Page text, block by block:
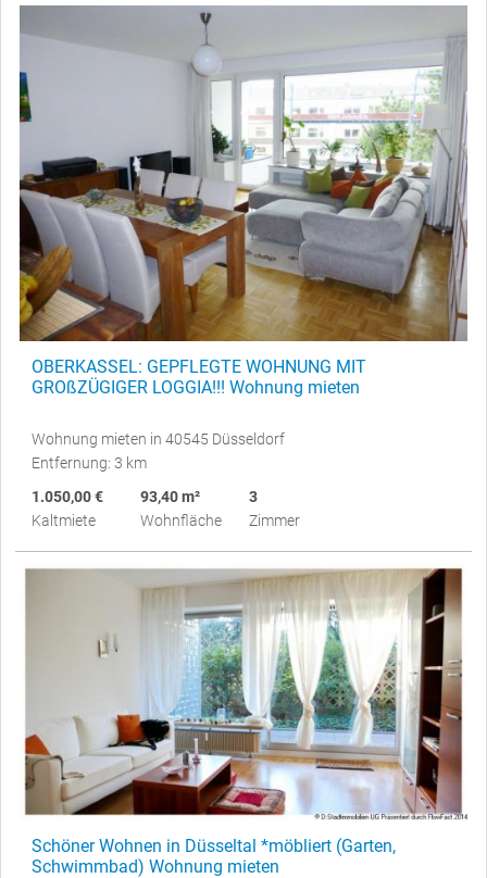
OBERKASSEL: GEPFLEGTE WOHNUNG MIT
GROßZÜGIGER LOGGIA!!! Wohnung mieten
Wohnung mieten in 40545 Düsseldorf
Entfernung: 3 km
1.050,00 €
Kaltmiete
93,40 m²
Wohnfläche
3
Zimmer
Schöner Wohnen in Düsseltal *möbliert (Garten,
Schwimmbad) Wohnung mieten